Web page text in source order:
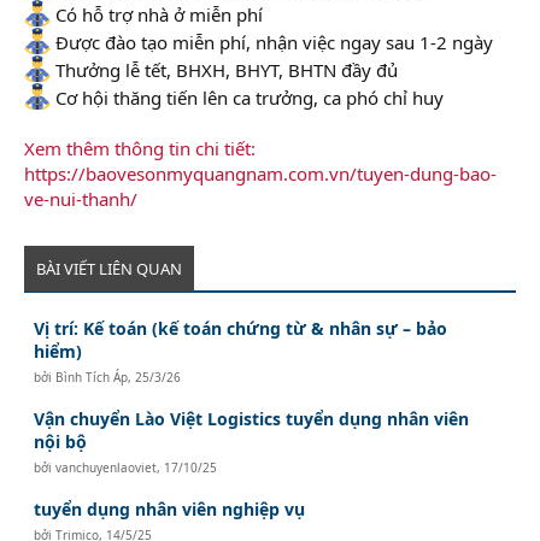
Có hỗ trợ nhà ở miễn phí
Được đào tạo miễn phí, nhận việc ngay sau 1-2 ngày
Thưởng lễ tết, BHXH, BHYT, BHTN đầy đủ
Cơ hội thăng tiến lên ca trưởng, ca phó chỉ huy
Xem thêm thông tin chi tiết:
https://baovesonmyquangnam.com.vn/tuyen-dung-bao-
ve-nui-thanh/
BÀI VIẾT LIÊN QUAN
Vị trí: Kế toán (kế toán chứng từ & nhân sự – bảo
hiểm)
bởi Bình Tích Áp, 25/3/26
Vận chuyển Lào Việt Logistics tuyển dụng nhân viên
nội bộ
bởivanchuyenlaoviet, 17/10/25
tuyển dụng nhân viên nghiệp vụ
bởiTrimico, 14/5/25